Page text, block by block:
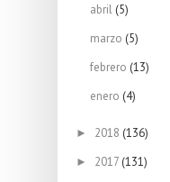
abril (5)
marzo (5)
febrero (13)
enero (4)
► 2018 (136)
► 2017 (131)